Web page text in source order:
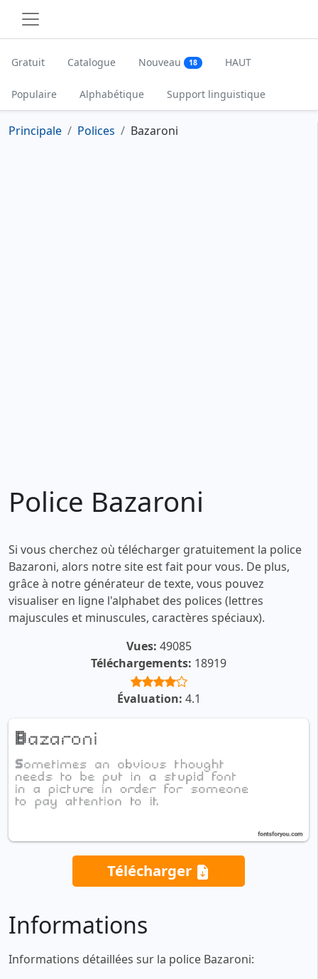
Gratuit Catalogue Nouveau 18 HAUT
Populaire Alphabétique Support linguistique
Principale Polices Bazaroni
Police Bazaroni
Si vous cherchez où télécharger gratuitement la police
Bazaroni, alors notre site est fait pour vous. De plus,
grâce à notre générateur de texte, vous pouvez
visualiser en ligne l'alphabet des polices (lettres
majuscules et minuscules, caractères spéciaux).
Vues: 49085
Téléchargements: 18919
Évaluation: 4.1
Télécharger
Informations
Informations détaillées sur la police Bazaroni: